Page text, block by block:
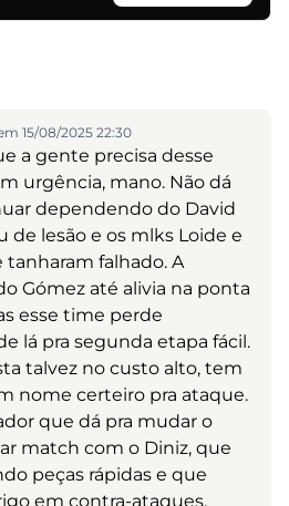
15/08/2025 22:30
a gente precisa desse
urgência, mano. Não dá
dependendo do David
de lesão e os mlks Loide e
tanharam falhado. A
Gómez até alivia na ponta
esse time perde
lá pra segunda etapa fácil.
talvez no custo alto, tem
nome certeiro pra ataque.
que dá pra mudar o
match com o Diniz, que
peças rápidas e que
em contra-ataques.